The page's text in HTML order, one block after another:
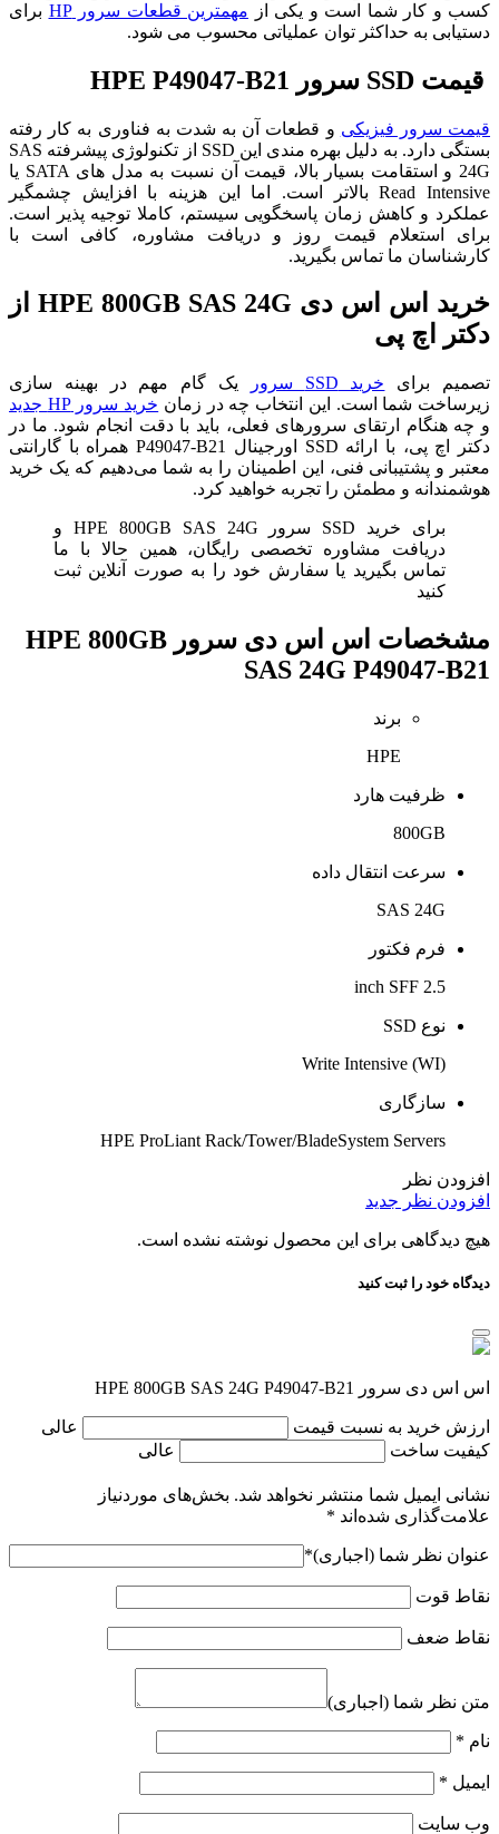
کسب و کار شما است و یکی از مهمترین قطعات سرور HP
برای
دستیابی به حداکثر توان عملیاتی محسوب می‌ شود.
قیمت SSD سرور HPE P49047-B21
قیمت سرور فیزیکی و قطعات آن به شدت به فناوری به کار رفته
بستگی دارد. به دلیل بهره مندی این SSD از تکنولوژی پیشرفته SAS
24G و استقامت بسیار بالا، قیمت آن نسبت به مدل های SATA یا
Read Intensive بالاتر است. اما این هزینه با افزایش چشمگیر
عملکرد و کاهش زمان پاسخگویی سیستم، کاملا توجیه پذیر است.
برای استعلام قیمت روز و دریافت مشاوره، کافی است با
کارشناسان ما تماس بگیرید.
خرید اس اس دی HPE 800GB SAS 24G از
دکتر اچ پی
تصمیم برای خرید SSD سرور
یک گام مهم در بهینه سازی
زیرساخت شما است. این انتخاب چه در زمان خرید سرور HP جدید
و چه هنگام ارتقای سرورهای فعلی، باید با دقت انجام شود. ما در
دکتر اچ پی، با ارائه SSD اورجینال P49047-B21 همراه با گارانتی
معتبر و پشتیبانی فنی، این اطمینان را به شما می‌دهیم که یک خرید
هوشمندانه و مطمئن را تجربه خواهید کرد.
برای خرید SSD سرور HPE 800GB SAS 24G و
دریافت مشاوره تخصصی رایگان، همین حالا با ما
تماس بگیرید یا سفارش خود را به صورت آنلاین ثبت
کنید
مشخصات
اس اس دی سرور HPE 800GB
SAS 24G P49047-B21
برند
HPE
ظرفیت هارد
800GB
سرعت انتقال داده
SAS 24G
فرم فکتور
2.5 inch SFF
نوع SSD
Write Intensive (WI)
سازگاری
HPE ProLiant Rack/Tower/BladeSystem Servers
افزودن نظر
افزودن نظر جدید
هیچ دیدگاهی برای این محصول نوشته نشده است.
دیدگاه خود را ثبت کنید
اس اس دی سرور HPE 800GB SAS 24G P49047-B21
ارزش خرید به نسبت قیمت
عالی
کیفیت ساخت
عالی
نشانی ایمیل شما منتشر نخواهد شد. بخش‌های موردنیاز
علامت‌گذاری شده‌اند *
عنوان نظر شما (اجباری)*
نقاط قوت
نقاط ضعف
متن نظر شما (اجباری)
نام *
ایمیل *
وب‌ سایت